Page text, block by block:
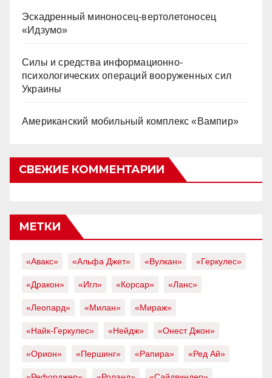
Эскадренный миноносец-вертолетоносец
«Идзумо»
Силы и средства информационно-
психологических операций вооруженных сил
Украины
Американский мобильный комплекс «Вампир»
СВЕЖИЕ КОММЕНТАРИИ
МЕТКИ
«Авакс» «Альфа Джет» «Вулкан» «Геркулес»
«Дракон» «Игл» «Корсар» «Ланс»
«Леопард» «Милан» «Мираж»
«Найк-Геркулес» «Нейдж» «Онест Джон»
«Орион» «Першинг» «Рапира» «Ред Ай»